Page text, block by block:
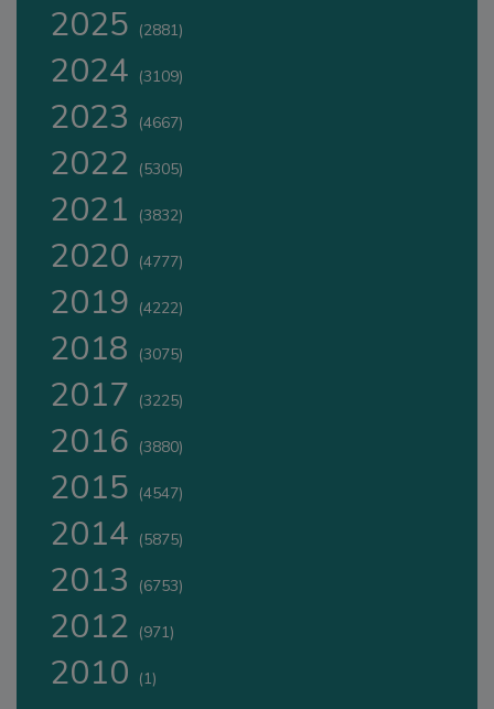
2025 (2881)
2024 (3109)
2023 (4667)
2022 (5305)
2021 (3832)
2020 (4777)
2019 (4222)
2018 (3075)
2017 (3225)
2016 (3880)
2015 (4547)
2014 (5875)
2013 (6753)
2012 (971)
2010 (1)